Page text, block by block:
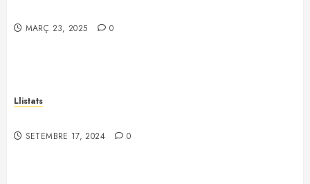
MARÇ 23, 2025 0
Llistats
SETEMBRE 17, 2024 0